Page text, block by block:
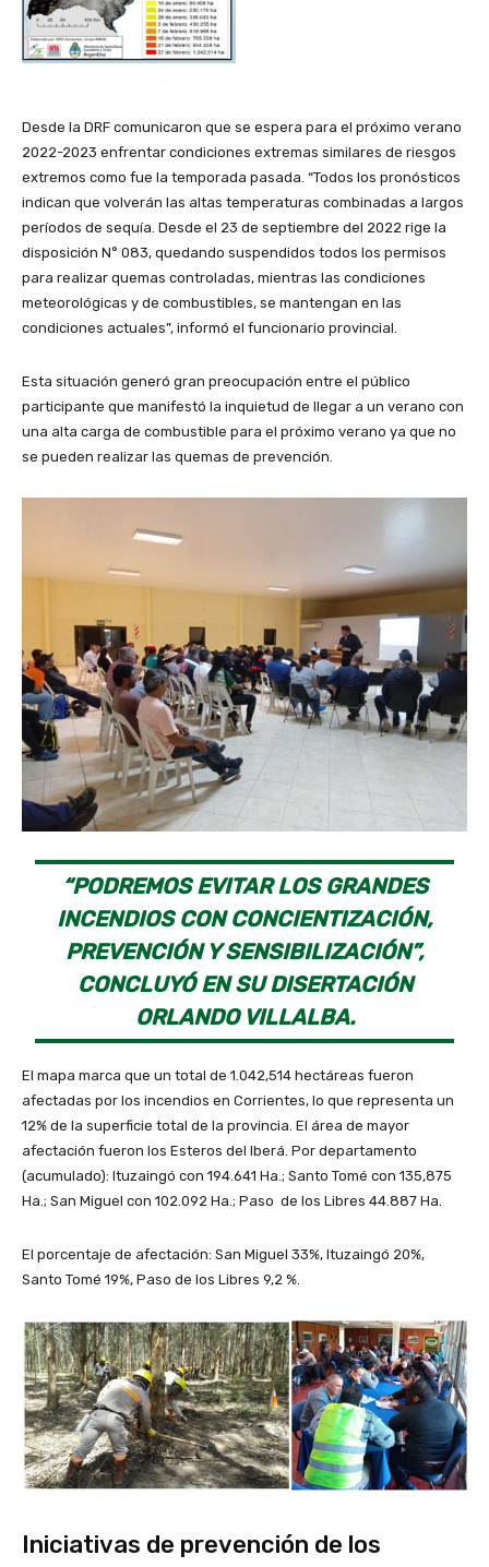
Desde la DRF comunicaron que se espera para el próximo verano
2022-2023 enfrentar condiciones extremas similares de riesgos
extremos como fue la temporada pasada. “Todos los pronósticos
indican que volverán las altas temperaturas combinadas a largos
períodos de sequía. Desde el 23 de septiembre del 2022 rige la
disposición N° 083, quedando suspendidos todos los permisos
para realizar quemas controladas, mientras las condiciones
meteorológicas y de combustibles, se mantengan en las
condiciones actuales”, informó el funcionario provincial.
Esta situación generó gran preocupación entre el público
participante que manifestó la inquietud de llegar a un verano con
una alta carga de combustible para el próximo verano ya que no
se pueden realizar las quemas de prevención.
“PODREMOS EVITAR LOS GRANDES
INCENDIOS CON CONCIENTIZACIÓN,
PREVENCIÓN Y SENSIBILIZACIÓN”,
CONCLUYÓ EN SU DISERTACIÓN
ORLANDO VILLALBA.
El mapa marca que un total de 1.042,514 hectáreas fueron
afectadas por los incendios en Corrientes, lo que representa un
12% de la superficie total de la provincia. El área de mayor
afectación fueron los Esteros del Iberá. Por departamento
(acumulado): Ituzaingó con 194.641 Ha.; Santo Tomé con 135,875
Ha.; San Miguel con 102.092 Ha.; Paso de los Libres 44.887 Ha.
El porcentaje de afectación: San Miguel 33%, Ituzaingó 20%,
Santo Tomé 19%, Paso de los Libres 9,2 %.
Iniciativas de prevención de los